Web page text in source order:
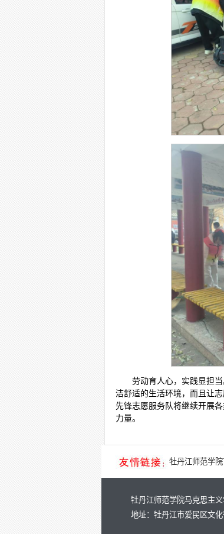
劳动育人心，实践显担
洁舒适的生活环境，而且让
先锋志愿服务队将继续开展
力量。
牡丹江师范学院
牡丹江师范学院马克思主
地址：牡丹江市爱民区文